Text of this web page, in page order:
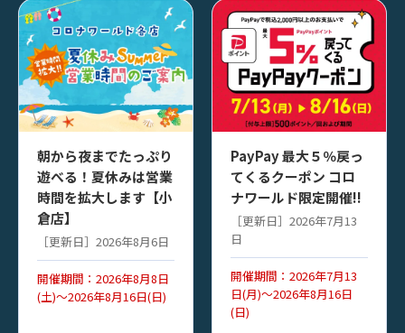
朝から夜までたっぷり
遊べる！夏休みは営業
時間を拡大します【小
倉店】
［更新日］2026年8月6日
開催期間：2026年8月8日
(土)～2026年8月16日(日)
PayPay 最大５％戻っ
てくるクーポン コロ
ナワールド限定開催!!
［更新日］2026年7月13
日
開催期間：2026年7月13
日(月)～2026年8月16日
(日)